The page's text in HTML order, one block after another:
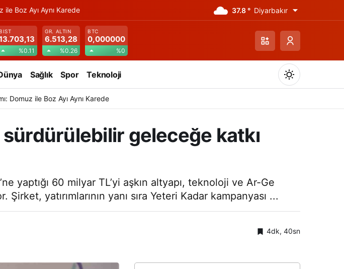
ile Boz Ayı Aynı Karede 37.8 ° Diyarbakır
BIST
%0.11
GR. ALTIN
6.513,28
%0.26
BTC
0,000000
%0
Sağlık Spor Teknoloji
Gece Modu
Gece modunu seçin.
Domuz ile Boz Ayı Aynı Karede
geleceğe katkı
yaptığı 60 milyar TL’yi aşkın altyapı, teknoloji ve Ar-Ge
Şirket, yatırımlarının yanı sıra Yeteri Kadar kampanyası ...
4dk, 40sn